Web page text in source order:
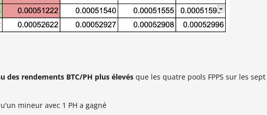
des rendements BTC/PH plus élevés que les quatre pools FPPS sur les
mineur avec 1 PH a gagné